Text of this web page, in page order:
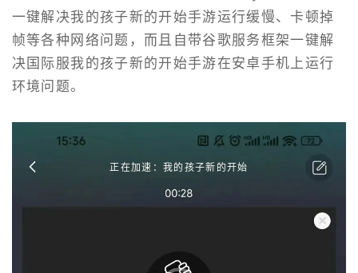
一键解决我的孩子新的开始手游运行缓慢、卡顿掉
帧等各种网络问题，而且自带谷歌服务框架一键解
决国际服我的孩子新的开始手游在安卓手机上运行
环境问题。
正在加速：我的孩子新的开始